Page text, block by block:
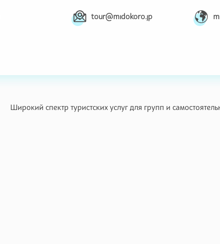
tour@midokoro.jp
Широкий спектр туристских услуг для групп и